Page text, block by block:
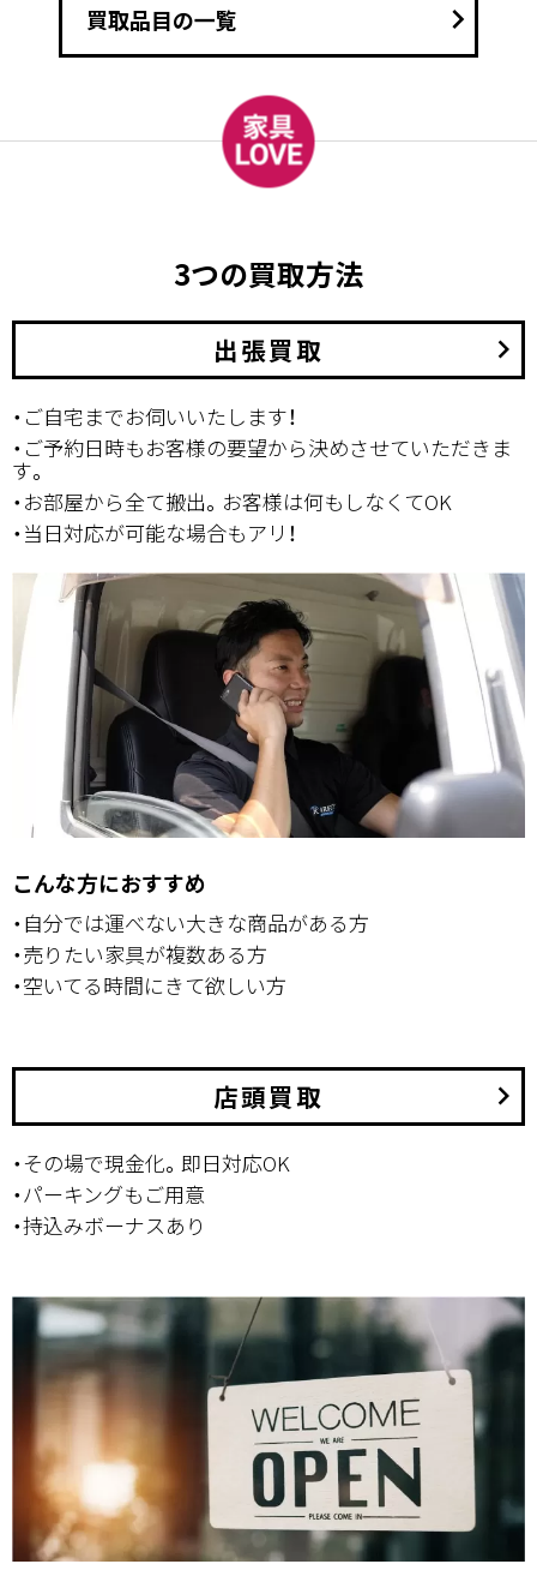
買取品目の一覧 keyboard_arrow_right
3つの買取方法
出張買取 keyboard_arrow_right
・ご自宅までお伺いいたします！
・ご予約日時もお客様の要望から決めさせていただきま
す。
・お部屋から全て搬出。お客様は何もしなくてOK
・当日対応が可能な場合もアリ！
こんな方におすすめ
・自分では運べない大きな商品がある方
・売りたい家具が複数ある方
・空いてる時間にきて欲しい方
店頭買取 keyboard_arrow_right
・その場で現金化。即日対応OK
・パーキングもご用意
・持込みボーナスあり